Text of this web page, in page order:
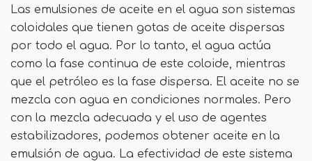
Las emulsiones de aceite en el agua son sistemas
coloidales que tienen gotas de aceite dispersas
por todo el agua. Por lo tanto, el agua actúa
como la fase continua de este coloide, mientras
que el petróleo es la fase dispersa. El aceite no se
mezcla con agua en condiciones normales. Pero
con la mezcla adecuada y el uso de agentes
estabilizadores, podemos obtener aceite en la
emulsión de agua. La efectividad de este sistema